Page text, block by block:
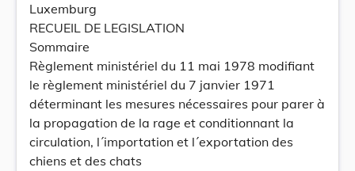
Luxemburg
RECUEIL DE LEGISLATION
Sommaire
Règlement ministériel du 11 mai 1978 modifiant
le règlement ministériel du 7 janvier 1971
déterminant les mesures nécessaires pour parer à
la propagation de la rage et conditionnant la
circulation, l´importation et l´exportation des
chiens et des chats